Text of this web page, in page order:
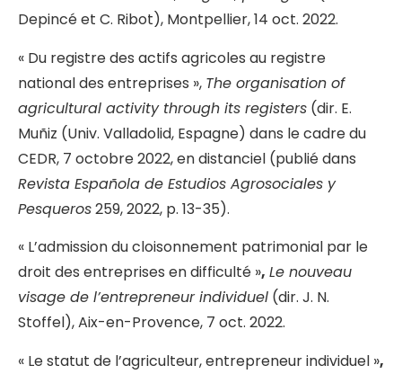
Depincé et C. Ribot), Montpellier, 14 oct. 2022.
« Du registre des actifs agricoles au registre
national des entreprises », The organisation of
agricultural activity through its registers (dir. E.
Muñiz (Univ. Valladolid, Espagne) dans le cadre du
CEDR, 7 octobre 2022, en distanciel (publié dans
Revista Española de Estudios Agrosociales y
Pesqueros259, 2022, p. 13-35).
« L’admission du cloisonnement patrimonial par le
droit des entreprises en difficulté », Le nouveau
visage de l’entrepreneur individuel (dir. J. N.
Stoffel), Aix-en-Provence, 7 oct. 2022.
« Le statut de l’agriculteur, entrepreneur individuel »,